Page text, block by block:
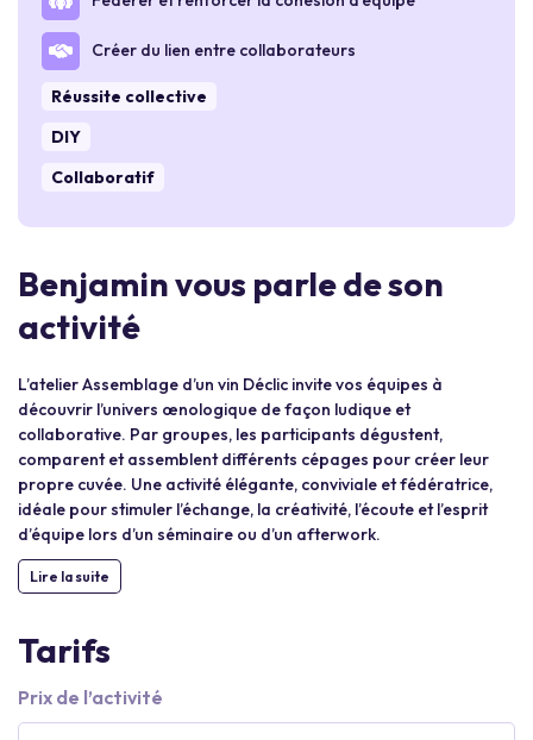
Créer du lien entre collaborateurs
Réussite collective
DIY
Collaboratif
Benjamin vous parle de son
activité
L’atelier Assemblage d’un vin Déclic invite vos équipes à
découvrir l’univers œnologique de façon ludique et
collaborative. Par groupes, les participants dégustent,
comparent et assemblent différents cépages pour créer leur
propre cuvée. Une activité élégante, conviviale et fédératrice,
idéale pour stimuler l’échange, la créativité, l’écoute et l’esprit
d’équipe lors d’un séminaire ou d’un afterwork.
Lire la suite
Tarifs
Prix de l’activité